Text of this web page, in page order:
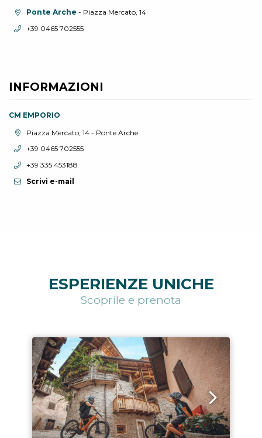
Località:Ponte Arche - Piazza Mercato, 14
Telefono:
+39 0465 702555
INFORMAZIONI
CM EMPORIO
Località:Piazza Mercato, 14 - Ponte Arche
Telefono:
+39 0465 702555
Telefono:
+39 335 453188
Scrivi e-mail
ESPERIENZE UNICHE
Scoprile e prenota